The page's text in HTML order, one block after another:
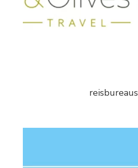
reisbureaus